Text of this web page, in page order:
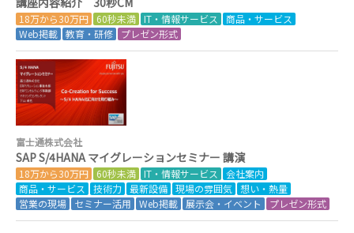
18万から30万円 60秒未満 IT・情報サービス
商品・サービス
Web掲載 教育・研修 プレゼン形式
富士通株式会社
SAP S/4HANA マイグレーションセミナー 講演
18万から30万円 60秒未満 IT・情報サービス
会社案内
商品・サービス
技術力 最新設備 現場の雰囲気
想い・熱量
営業の現場
セミナー活用 Web掲載 展示会・イベント プレゼン形式